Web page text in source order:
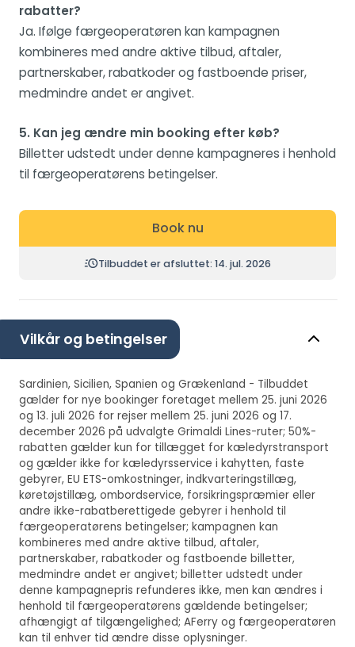
rabatter?
Ja. Ifølge færgeoperatøren kan kampagnen
kombineres med andre aktive tilbud, aftaler,
partnerskaber, rabatkoder og fastboende priser,
medmindre andet er angivet.
5. Kan jeg ændre min booking efter køb?
Billetter udstedt under denne kampagneres i henhold
til færgeoperatørens betingelser.
Book nu
Tilbuddet er afsluttet: 14. jul. 2026
Vilkår og betingelser
Sardinien, Sicilien, Spanien og Grækenland - Tilbuddet
gælder for nye bookinger foretaget mellem 25. juni 2026
og 13. juli 2026 for rejser mellem 25. juni 2026 og 17.
december 2026 på udvalgte Grimaldi Lines-ruter; 50%-
rabatten gælder kun for tillægget for kæledyrstransport
og gælder ikke for kæledyrsservice i kahytten, faste
gebyrer, EU ETS-omkostninger, indkvarteringstillæg,
køretøjstillæg, ombordservice, forsikringspræmier eller
andre ikke-rabatberettigede gebyrer i henhold til
færgeoperatørens betingelser; kampagnen kan
kombineres med andre aktive tilbud, aftaler,
partnerskaber, rabatkoder og fastboende billetter,
medmindre andet er angivet; billetter udstedt under
denne kampagnepris refunderes ikke, men kan ændres i
henhold til færgeoperatørens gældende betingelser;
afhængigt af tilgængelighed; AFerry og færgeoperatøren
kan til enhver tid ændre disse oplysninger.